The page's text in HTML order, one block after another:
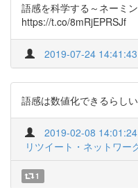
語感を科学する～ネーミ
https://t.co/8mRjEPRSJf
2019-07-24 14:41:43
語感は数値化できるらし
2019-02-08 14:01:24
リツイート・ネットワー
1